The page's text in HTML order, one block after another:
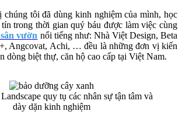
chúng tôi đã dùng kinh nghiệm của mình, học
trong thời gian quý báu được làm việc cùng
vườn nổi tiếng như: Nhà Việt Design, Beta
Angcovat, Achi, … đều là những đơn vị kiến
dòng biệt thự, căn hộ cao cấp tại Việt Nam.
quy tụ các nhân sự tận tâm và
dày dặn kinh nghiệm